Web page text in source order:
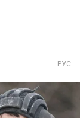
РУС